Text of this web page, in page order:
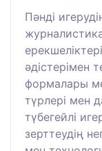
Пәнді
әдістерімен
формалары
түрлері мен
түбегейлі
зерттеудің